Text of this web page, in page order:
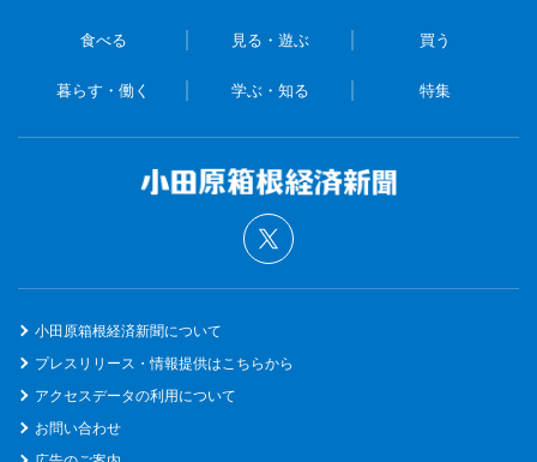
食べる 見る・遊ぶ 買う
暮らす・働く 学ぶ・知る 特集
小田原箱根経済新聞について
プレスリリース・情報提供はこちらから
アクセスデータの利用について
お問い合わせ